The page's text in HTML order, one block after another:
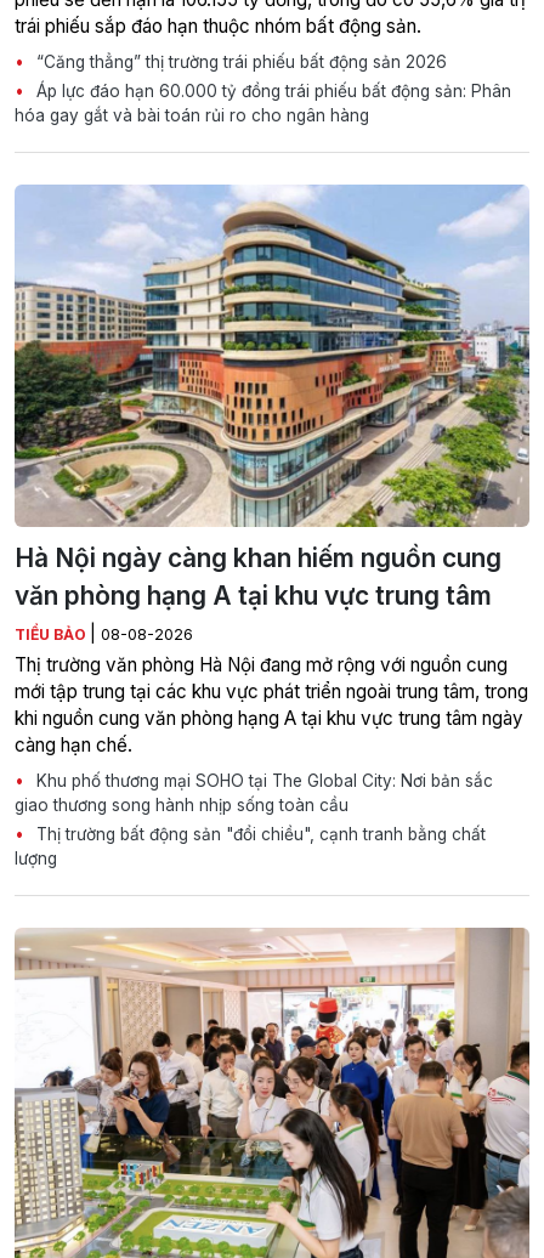
trái phiếu sắp đáo hạn thuộc nhóm bất động sản.
“Căng thẳng” thị trường trái phiếu bất động sản 2026
Áp lực đáo hạn 60.000 tỷ đồng trái phiếu bất động sản: Phân
hóa gay gắt và bài toán rủi ro cho ngân hàng
Hà Nội ngày càng khan hiếm nguồn cung
văn phòng hạng A tại khu vực trung tâm
TIỂU BẢO 08-08-2026
Thị trường văn phòng Hà Nội đang mở rộng với nguồn cung
mới tập trung tại các khu vực phát triển ngoài trung tâm, trong
khi nguồn cung văn phòng hạng A tại khu vực trung tâm ngày
càng hạn chế.
Khu phố thương mại SOHO tại The Global City: Nơi bản sắc
giao thương song hành nhịp sống toàn cầu
Thị trường bất động sản "đổi chiều", cạnh tranh bằng chất
lượng